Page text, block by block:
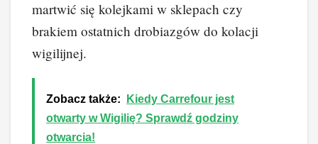
martwić się kolejkami w sklepach czy
brakiem ostatnich drobiazgów do kolacji
wigilijnej.
Zobacz także:
Kiedy Carrefour jest
otwarty w Wigilię? Sprawdź godziny
otwarcia!